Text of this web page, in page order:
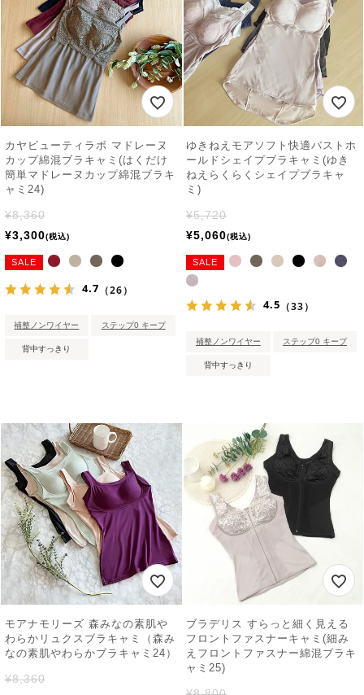
カヤビューティラボ マドレーヌ
カップ綿混ブラキャミ(はくだけ
簡単マドレーヌカップ綿混ブラキ
ャミ24)
¥8,360
¥3,300 税込
SALE
4.7 （26）
補整ノンワイヤー ステップ0 キープ
背中すっきり
ゆきねえモアソフト快適バストホ
ールドシェイプブラキャミ(ゆき
ねえらくらくシェイプブラキャ
ミ)
¥5,720
¥5,060 税込
SALE
4.5 （33）
補整ノンワイヤー ステップ0 キープ
背中すっきり
モアナモリーズ 森みなの素肌や
わらかリュクスブラキャミ（森み
なの素肌やわらかブラキャミ24）
¥8,360
ブラデリス すらっと細く見える
フロントファスナーキャミ(細み
えフロントファスナー綿混ブラキ
ャミ25)